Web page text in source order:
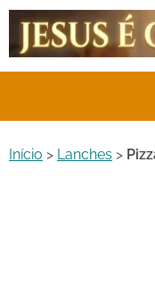
Início > Lanches >